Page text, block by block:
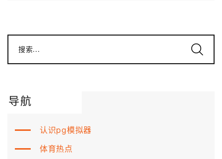
搜索...
导航
认识pg模拟器
体育热点